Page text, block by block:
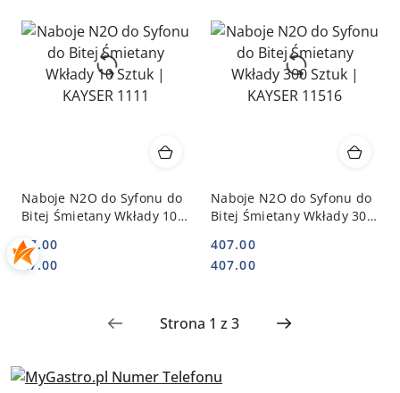
Naboje N2O do Syfonu do
Bitej Śmietany Wkłady 10
Cena:
27.00
Cena:
27.00
Naboje N2O do Syfonu do
Bitej Śmietany Wkłady 300
Cena:
407.00
Cena:
407.00